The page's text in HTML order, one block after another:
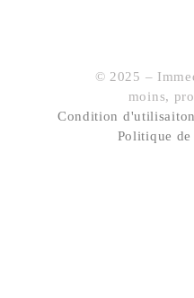
© 2025 –
moins,
Condition d'utilisaiton
Politique